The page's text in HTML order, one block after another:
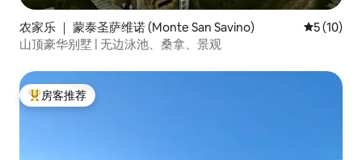
农家乐 ｜ 蒙泰圣萨维诺 (Monte San Savino) 平均评分
5 (10)
山顶豪华别墅 | 无边泳池、桑拿、景观
热门「房客推荐」
房客推荐